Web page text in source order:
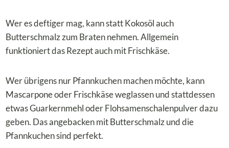
Wer es deftiger mag, kann statt Kokosöl auch
Butterschmalz zum Braten nehmen. Allgemein
funktioniert das Rezept auch mit Frischkäse.
Wer übrigens nur Pfannkuchen machen möchte, kann
Mascarpone oder Frischkäse weglassen und stattdessen
etwas Guarkernmehl oder Flohsamenschalenpulver dazu
geben. Das angebacken mit Butterschmalz und die
Pfannkuchen sind perfekt.